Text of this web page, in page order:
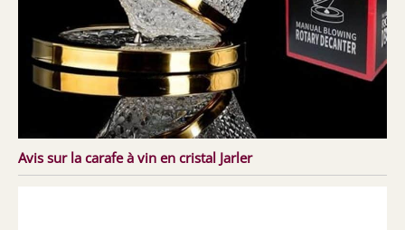
Avis sur la carafe à vin en cristal Jarler